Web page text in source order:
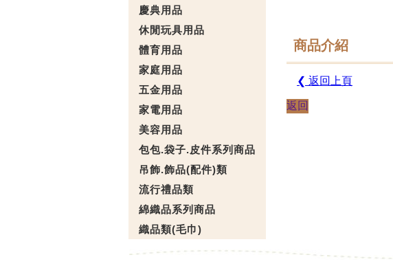
慶典用品
休閒玩具用品
體育用品
家庭用品
五金用品
家電用品
美容用品
包包.袋子.皮件系列商品
吊飾.飾品(配件)類
流行禮品類
綿織品系列商品
織品類(毛巾)
商品介紹
❮ 返回上頁
返回